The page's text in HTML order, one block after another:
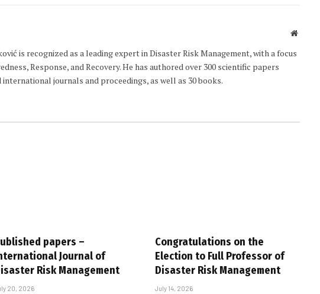
Website
is recognized as a leading expert in Disaster Risk Management, with a focus
Response, and Recovery. He has authored over 300 scientific papers
journals and proceedings, as well as 30 books.
papers –
Journal of
Risk Management
20, 2026
Congratulations on the
Election to Full Professor of
Disaster Risk Management
July 14, 2026